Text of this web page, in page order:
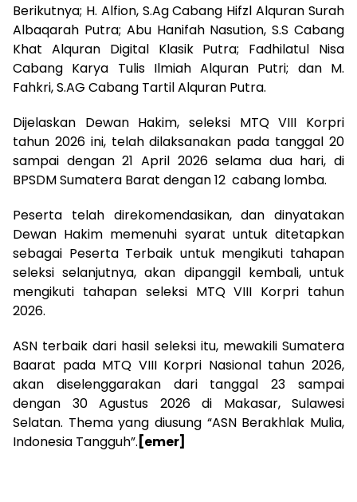
Berikutnya; H. Alfion, S.Ag Cabang Hifzl Alquran Surah
Albaqarah Putra; Abu Hanifah Nasution, S.S Cabang
Khat Alquran Digital Klasik Putra; Fadhilatul Nisa
Cabang Karya Tulis Ilmiah Alquran Putri; dan M.
Fahkri, S.AG Cabang Tartil Alquran Putra.
Dijelaskan Dewan Hakim, seleksi MTQ VIII Korpri
tahun 2026 ini, telah dilaksanakan pada tanggal 20
sampai dengan 21 April 2026 selama dua hari, di
BPSDM Sumatera Barat dengan 12 cabang lomba.
Peserta telah direkomendasikan, dan dinyatakan
Dewan Hakim memenuhi syarat untuk ditetapkan
sebagai Peserta Terbaik untuk mengikuti tahapan
seleksi selanjutnya, akan dipanggil kembali, untuk
mengikuti tahapan seleksi MTQ VIII Korpri tahun
2026.
ASN terbaik dari hasil seleksi itu, mewakili Sumatera
Baarat pada MTQ VIII Korpri Nasional tahun 2026,
akan diselenggarakan dari tanggal 23 sampai
dengan 30 Agustus 2026 di Makasar, Sulawesi
Selatan. Thema yang diusung “ASN Berakhlak Mulia,
Indonesia Tangguh”. [emer]